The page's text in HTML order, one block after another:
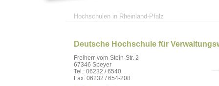
Hochschulen in Rheinland-Pfalz
Deutsche Hochschule für
Freiherr-vom-Stein-Str. 2
67346 Speyer
Tel.: 06232 / 6540
Fax: 06232 / 654-208